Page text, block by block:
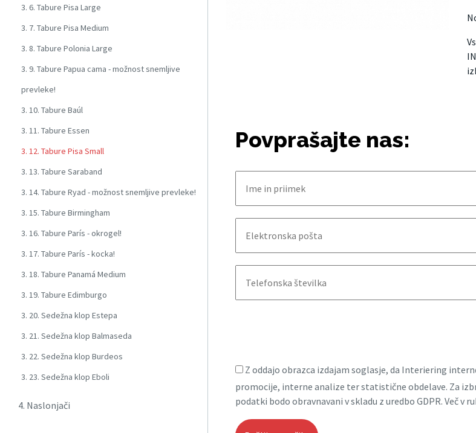
3. 6. Tabure Pisa Large
3. 7. Tabure Pisa Medium
3. 8. Tabure Polonia Large
3. 9. Tabure Papua cama - možnost snemljive
prevleke!
3. 10. Tabure Baúl
3. 11. Tabure Essen
3. 12. Tabure Pisa Small
3. 13. Tabure Saraband
3. 14. Tabure Ryad - možnost snemljive prevleke!
3. 15. Tabure Birmingham
3. 16. Tabure París - okrogel!
3. 17. Tabure París - kocka!
3. 18. Tabure Panamá Medium
3. 19. Tabure Edimburgo
3. 20. Sedežna klop Estepa
3. 21. Sedežna klop Balmaseda
3. 22. Sedežna klop Burdeos
3. 23. Sedežna klop Eboli
4. Naslonjači
Povprašajte nas:
Z oddajo obrazca izdajam soglasje, da Interiering
promocije, interne analize ter statistične obdelave. Za
podatki bodo obravnavani v skladu z uredbo GDPR. Več v